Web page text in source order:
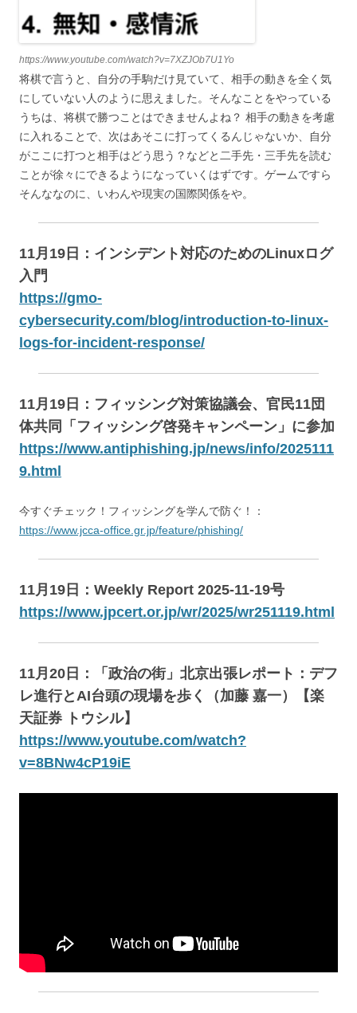
https://www.youtube.com/watch?v=7XZJOb7U1Yo
将棋で言うと、自分の手駒だけ見ていて、相手の動きを全く気
にしていない人のように思えました。そんなことをやっている
うちは、将棋で勝つことはできませんよね？ 相手の動きを考慮
に入れることで、次はあそこに打ってくるんじゃないか、自分
がここに打つと相手はどう思う？などと二手先・三手先を読む
ことが徐々にできるようになっていくはずです。ゲームですら
そんななのに、いわんや現実の国際関係をや。
11月19日：インシデント対応のためのLinuxログ
入門
https://gmo-
cybersecurity.com/blog/introduction-to-linux-
logs-for-incident-response/
11月19日：フィッシング対策協議会、官民11団
体共同「フィッシング啓発キャンペーン」に参加
https://www.antiphishing.jp/news/info/2025111
9.html
今すぐチェック！フィッシングを学んで防ぐ！：
https://www.jcca-office.gr.jp/feature/phishing/
11月19日：Weekly Report 2025-11-19号
https://www.jpcert.or.jp/wr/2025/wr251119.html
11月20日：「政治の街」北京出張レポート：デフ
レ進行とAI台頭の現場を歩く（加藤 嘉一）【楽
天証券 トウシル】
https://www.youtube.com/watch?
v=8BNw4cP19iE